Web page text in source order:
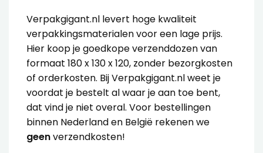
Verpakgigant.nl levert hoge kwaliteit
verpakkingsmaterialen voor een lage prijs.
Hier koop je goedkope verzenddozen van
formaat 180 x 130 x 120, zonder bezorgkosten
of orderkosten. Bij Verpakgigant.nl weet je
voordat je bestelt al waar je aan toe bent,
dat vind je niet overal. Voor bestellingen
binnen Nederland en België rekenen we
geenverzendkosten!